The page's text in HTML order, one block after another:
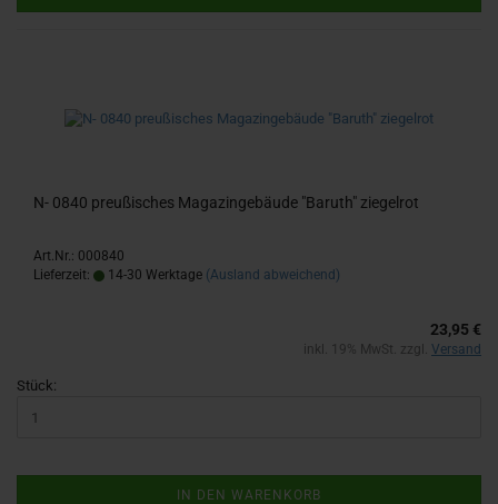
N- 0840 preu­ßi­sches Ma­ga­zin­ge­bäu­de "Ba­ruth" zie­gel­rot
Art.Nr.: 000840
Lieferzeit:
14-30 Werktage (Ausland abweichend)
23,95 €
inkl. 19% MwSt. zzgl. Versand
Stück:
IN DEN WARENKORB